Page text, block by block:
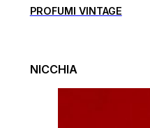
PROFUMI VINTAGE
NICCHIA